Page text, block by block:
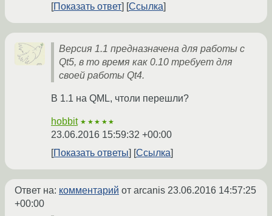
Показать ответ
Ссылка
Версия 1.1 предназначена для работы с
Qt5, в то время как 0.10 требует для
своей работы Qt4.
В 1.1 на QML, чтоли перешли?
hobbit ★★★★★
23.06.2016 15:59:32 +00:00
Показать ответы
Ссылка
Ответ на: комментарий от arcanis 23.06.2016 14:57:25
+00:00